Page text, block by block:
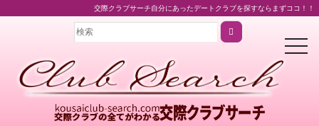
交際クラブサーチ自分にあったデートクラブを探すならまずココ！！
t
o